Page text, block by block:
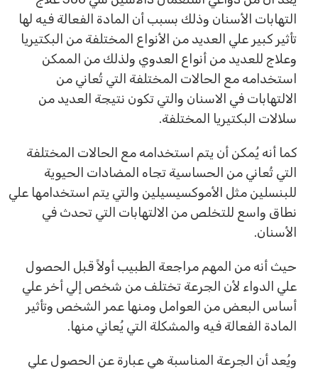
التهابات الأسنان وذلك بسبب أن المادة الفعالة فيه لها
تأثير كبير علي العديد من الأنواع المختلفة من البكتيريا
وعلاج للعديد من أنواع العدوي ولذلك من الممكن
استخدامه مع الحالات المختلفة التي تُعاني من
الالتهابات في الاسنان والتي تكون نتيجة العديد من
سلالات البكتيريا المختلفة.
كما أنه يُمكن أن يتم استخدامه مع الحالات المختلفة
التي تُعاني من الحساسية تجاه المضادات الحيوية
للبنسلين مثل الأموكسيسيلين والتي يتم استخدامها علي
نطاق واسع للتخلص من الالتهابات التي تحدث في
الأسنان.
حيث أنه من المهم مراجعة الطبيب أولاً قبل الحصول
علي الدواء لأن الجرعة تختلف من شخص إلي أخر علي
أساس البعض من العوامل ومنها عمر الشخص وتأثير
المادة الفعالة فيه والمشكلة التي يُعاني منها.
ويُعد أن الجرعة المناسبة هي عبارة عن الحصول علي